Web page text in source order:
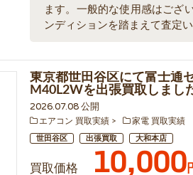
ます。一般的な使用感はござ
ンディションを踏まえて査定い
東京都世田谷区にて富士通
M40L2Wを出張買取しまし
2026.07.08 公開
エアコン 買取実績 家電 買取実績
世田谷区 出張買取 大和本店
買取価格 10,000